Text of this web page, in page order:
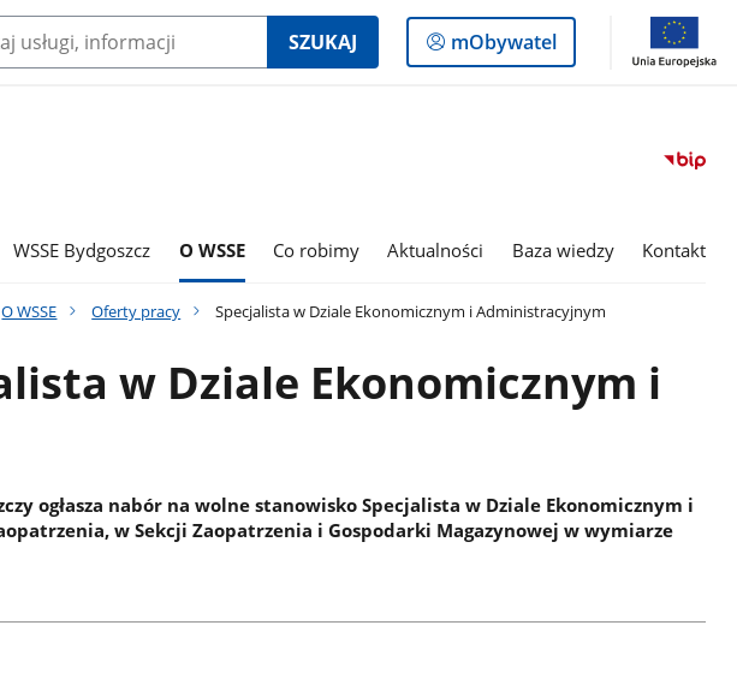
SZUKAJ
Logowanie
do
mObywatel
WSSE Bydgoszcz O WSSE Co robimy Aktualności Baza wiedzy Kontakt
O WSSE Oferty pracy Specjalista w Dziale Ekonomicznym i Administracyjnym
w Dziale Ekonomicznym i
ogłasza nabór na wolne stanowisko Specjalista w Dziale Ekonomicznym i
w Sekcji Zaopatrzenia i Gospodarki Magazynowej w wymiarze